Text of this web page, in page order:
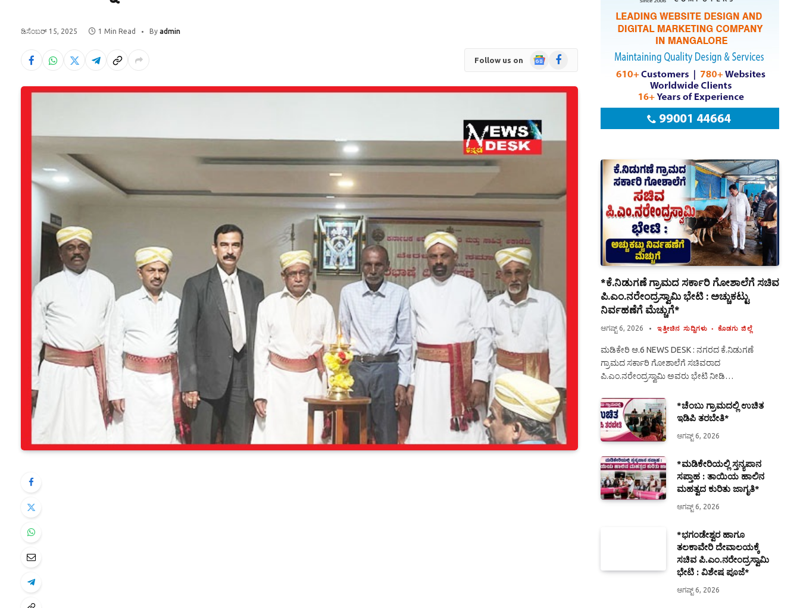
ಡಿಸೆಂಬರ್ 15, 2025 1 Min Read By admin
Follow us on
GoogleFacebook
*ಕೆ.ನಿಡುಗಣೆ ಗ್ರಾಮದ ಸರ್ಕಾರಿ ಗೋಶಾಲೆಗೆ ಸಚಿವ
ಪಿ.ಎಂ.ನರೇಂದ್ರಸ್ವಾಮಿ ಭೇಟಿ : ಅಚ್ಚುಕಟ್ಟು
ನಿರ್ವಹಣೆಗೆ ಮೆಚ್ಚುಗೆ*
ಆಗಷ್ಟ್ 6, 2026 ಇತ್ತೀಚಿನ ಸುದ್ದಿಗಳು ಕೊಡಗು ಜಿಲ್ಲೆ
ಮಡಿಕೇರಿ ಆ.6 NEWS DESK : ನಗರದ ಕೆ.ನಿಡುಗಣೆ
ಗ್ರಾಮದ ಸರ್ಕಾರಿ ಗೋಶಾಲೆಗೆ ಸಚಿವರಾದ
ಪಿ.ಎಂ.ನರೇಂದ್ರಸ್ವಾಮಿ ಅವರು ಭೇಟಿ ನೀಡಿ…
*ಚೆಂಬು ಗ್ರಾಮದಲ್ಲಿ ಉಚಿತ
ಇಡಿಪಿ ತರಬೇತಿ*
ಆಗಷ್ಟ್ 6, 2026
*ಮಡಿಕೇರಿಯಲ್ಲಿ ಸ್ತನ್ಯಪಾನ
ಸಪ್ತಾಹ : ತಾಯಿಯ ಹಾಲಿನ
ಮಹತ್ವದ ಕುರಿತು ಜಾಗೃತಿ*
ಆಗಷ್ಟ್ 6, 2026
*ಭಗಂಡೇಶ್ವರ ಹಾಗೂ
ತಲಕಾವೇರಿ ದೇವಾಲಯಕ್ಕೆ
ಸಚಿವ ಪಿ.ಎಂ.ನರೇಂದ್ರಸ್ವಾಮಿ
ಭೇಟಿ : ವಿಶೇಷ ಪೂಜೆ*
ಆಗಷ್ಟ್ 6, 2026